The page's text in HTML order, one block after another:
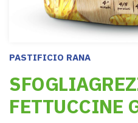
PASTIFICIO RANA
FETTUCCINE